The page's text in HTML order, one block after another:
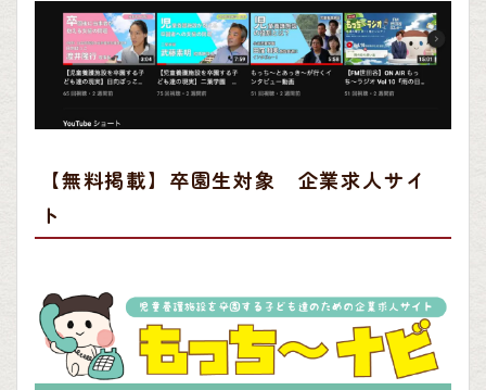
【無料掲載】卒園生対象 企業求人サイ
ト